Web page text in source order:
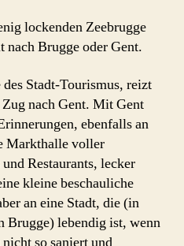
lockenden Zeebrugge
nach Brugge oder Gent.
Stadt-Tourismus, reizt
nach Gent. Mit Gent
ebenfalls an
Markthalle voller
Restaurants, lecker
kleine beschauliche
an eine Stadt, die (in
Brugge) lebendig ist, wenn
so saniert und